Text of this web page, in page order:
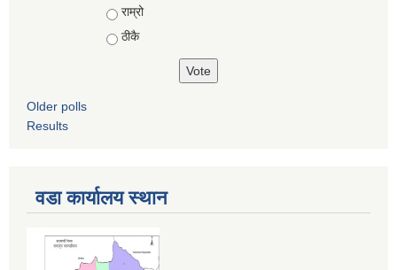
राम्रो
ठीकै
Older polls
Results
वडा कार्यालय स्थान